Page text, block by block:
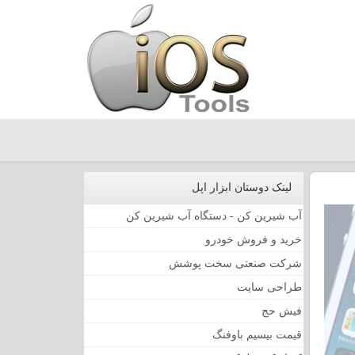
لینک دوستان ابزار اپل
آب شیرین کن - دستگاه آب شیرین کن
خرید و فروش خودرو
شرکت صنعتی سخت پوشش
طراحی سایت
فیش حج
قیمت بیسیم باوفنگ